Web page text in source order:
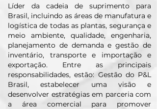
Líder da cadeia de suprimento para
Brasil, incluindo as áreas de manufatura e
logística de todas as plantas, segurança e
meio ambiente, qualidade, engenharia,
planejamento de demanda e gestão de
inventário, transporte e importação e
exportação. Entre as principais
responsabilidades, estão: Gestão do P&L
Brasil, estabelecer uma visão e
desenvolver estratégias em parceria com
a área comercial para promover